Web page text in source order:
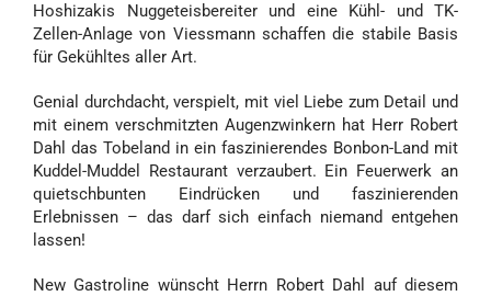
Hoshizakis Nuggeteisbereiter und eine Kühl- und TK-
Zellen-Anlage von Viessmann schaffen die stabile Basis
für Gekühltes aller Art.
Genial durchdacht, verspielt, mit viel Liebe zum Detail und
mit einem verschmitzten Augenzwinkern hat Herr Robert
Dahl das Tobeland in ein faszinierendes Bonbon-Land mit
Kuddel-Muddel Restaurant verzaubert. Ein Feuerwerk an
quietschbunten Eindrücken und faszinierenden
Erlebnissen – das darf sich einfach niemand entgehen
lassen!
New Gastroline wünscht Herrn Robert Dahl auf diesem